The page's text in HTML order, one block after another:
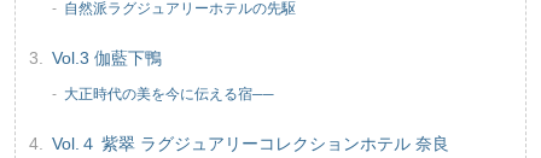
自然派ラグジュアリーホテルの先駆
Vol.3 伽藍下鴨
大正時代の美を今に伝える宿──
Vol.４ 紫翠 ラグジュアリーコレクションホテル 奈良